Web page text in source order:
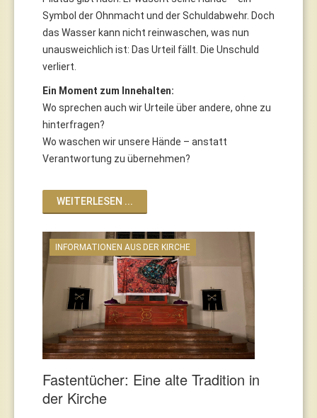
Symbol der Ohnmacht und der Schuldabwehr. Doch
das Wasser kann nicht reinwaschen, was nun
unausweichlich ist: Das Urteil fällt. Die Unschuld
verliert.
Ein Moment zum Innehalten:
Wo sprechen auch wir Urteile über andere, ohne zu
hinterfragen?
Wo waschen wir unsere Hände – anstatt
Verantwortung zu übernehmen?
WEITERLESEN ...
INFORMATIONEN AUS DER KIRCHE
Fastentücher: Eine alte Tradition in
der Kirche